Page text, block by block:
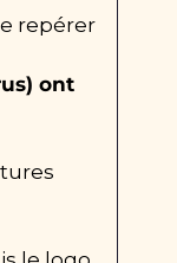
ont